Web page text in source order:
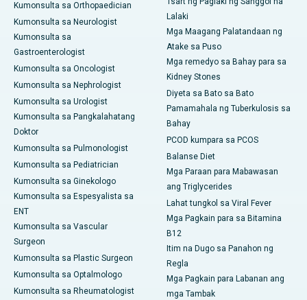
Kumonsulta sa Orthopaedician
Kumonsulta sa Neurologist
Kumonsulta sa
Gastroenterologist
Kumonsulta sa Oncologist
Kumonsulta sa Nephrologist
Kumonsulta sa Urologist
Kumonsulta sa Pangkalahatang
Doktor
Kumonsulta sa Pulmonologist
Kumonsulta sa Pediatrician
Kumonsulta sa Ginekologo
Kumonsulta sa Espesyalista sa
ENT
Kumonsulta sa Vascular
Surgeon
Kumonsulta sa Plastic Surgeon
Kumonsulta sa Optalmologo
Kumonsulta sa Rheumatologist
Lalaki
Mga Maagang Palatandaan ng
Atake sa Puso
Mga remedyo sa Bahay para sa
Kidney Stones
Diyeta sa Bato sa Bato
Pamamahala ng Tuberkulosis sa
Bahay
PCOD kumpara sa PCOS
Balanse Diet
Mga Paraan para Mabawasan
ang Triglycerides
Lahat tungkol sa Viral Fever
Mga Pagkain para sa Bitamina
B12
Itim na Dugo sa Panahon ng
Regla
Mga Pagkain para Labanan ang
mga Tambak